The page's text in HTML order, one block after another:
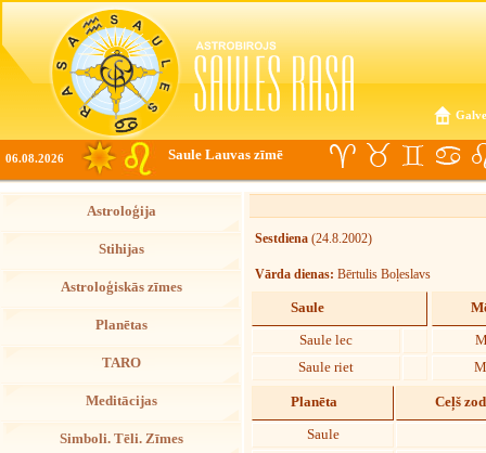
06.08.2026 Saule Lauvas zīmē
Astroloģija
Stihijas
Astroloģiskās zīmes
Planētas
TARO
Meditācijas
Simboli. Tēli. Zīmes
Sestdiena (24.8.2002)
Vārda dienas: Bērtulis Boļeslavs
Saule
Saule lec
Saule riet
Planēta Ceļš
Saule